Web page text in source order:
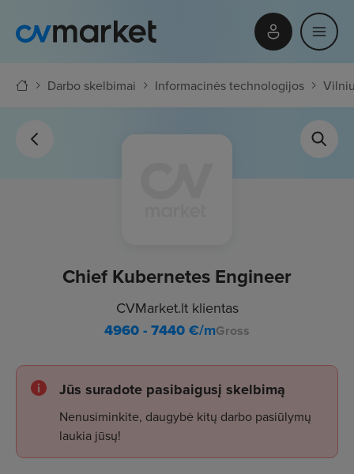
Darbo skelbimai Informacinės technologijos
Chief Kubernetes Engineer
CVMarket.lt klientas
4960 - 7440€/mGross
Jūs suradote pasibaigusį skelbimą
Nenusiminkite, daugybė kitų darbo pasiūlymų
laukia jūsų!